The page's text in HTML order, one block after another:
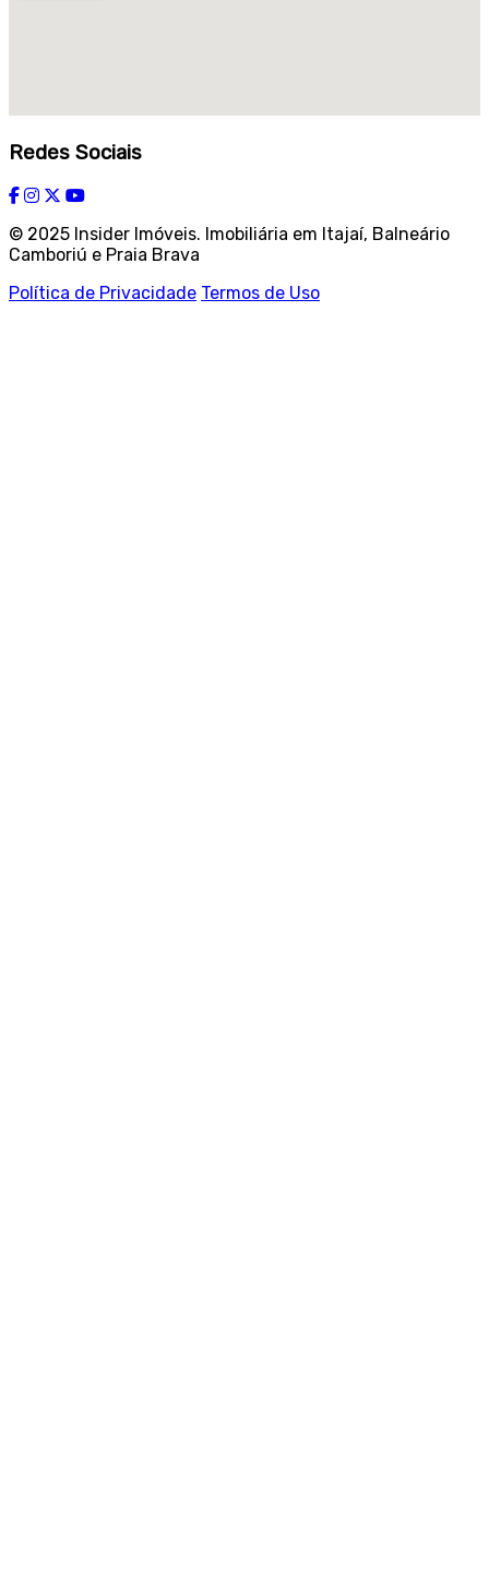
Redes Sociais
© 2025 Insider Imóveis. Imobiliária em Itajaí, Balneário
Camboriú e Praia Brava
Política de Privacidade Termos de Uso